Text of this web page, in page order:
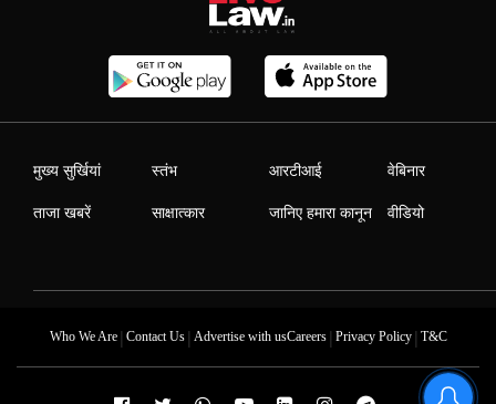
मुख्य सुर्खियां
ताजा खबरें
स्तंभ
साक्षात्कार
आरटीआई
जानिए हमारा कानून
वेबिनार
वीडियो
Who We Are| Contact Us| Advertise with usCareers| Privacy Policy| T&C